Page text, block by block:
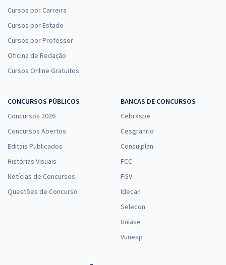
Cursos por Carreira
Cursos por Estado
Cursos por Professor
Oficina de Redação
Cursos Online Gratuitos
CONCURSOS PÚBLICOS
Concursos 2026
Concursos Abertos
Editais Publicados
Histórias Visuais
Notícias de Concursos
Questões de Concurso
BANCAS DE CONCURSOS
Cebraspe
Cesgranrio
Consulplan
FCC
FGV
Idecan
Selecon
Uniase
Vunesp